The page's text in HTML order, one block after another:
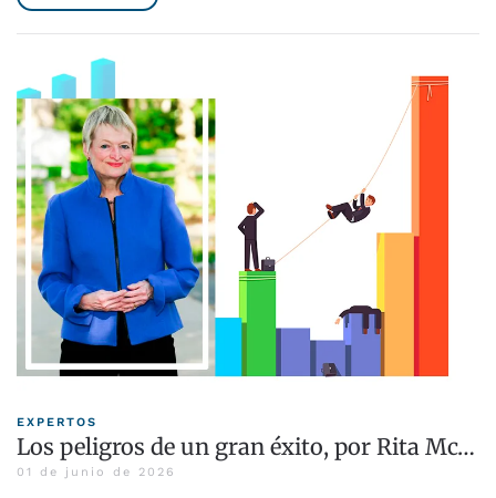
EXPERTOS
Los peligros de un gran éxito, por Rita Mc…
01 de junio de 2026